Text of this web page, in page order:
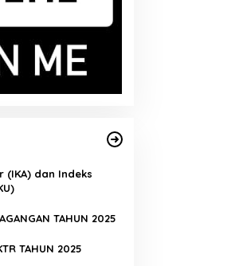
(IKA) dan Indeks
TAHUN 2025
TAHUN 2025